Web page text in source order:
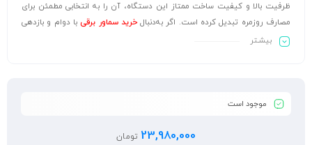
ظرفیت بالا و کیفیت ساخت ممتاز این دستگاه، آن را به انتخابی مطمئن برای
مصارف روزمره تبدیل کرده است. اگر به‌دنبالخرید سماور برقیبا دوام و بازدهی
بالا هستید، این مدل از پارسا تجهیز می‌تواند پاسخگوی کامل نیاز شما باشد.
بیشـتر
موجود است
23,980,000 تومان